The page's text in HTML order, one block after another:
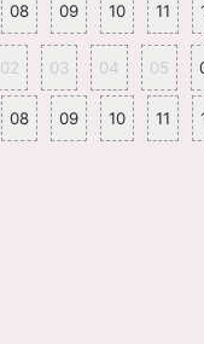
08 09 10 11
02 03 04 05
08 09 10 11